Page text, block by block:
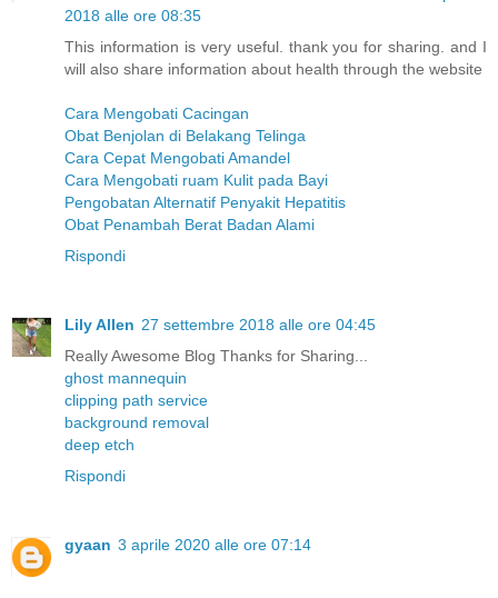
2018 alle ore 08:35
This information is very useful. thank you for sharing. and I
will also share information about health through the website
Cara Mengobati Cacingan
Obat Benjolan di Belakang Telinga
Cara Cepat Mengobati Amandel
Cara Mengobati ruam Kulit pada Bayi
Pengobatan Alternatif Penyakit Hepatitis
Obat Penambah Berat Badan Alami
Rispondi
Lily Allen 27 settembre 2018 alle ore 04:45
Really Awesome Blog Thanks for Sharing...
ghost mannequin
clipping path service
background removal
deep etch
Rispondi
gyaan 3 aprile 2020 alle ore 07:14